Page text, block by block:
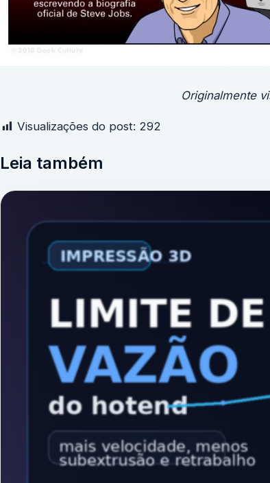
Originalmente
Visualizações do post: 292
Leia também